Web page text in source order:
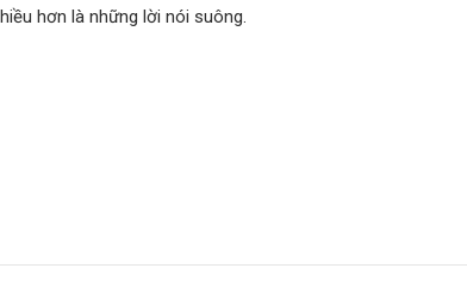
hơn là những lời nói suông.